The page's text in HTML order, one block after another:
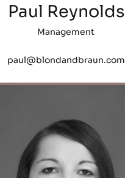
Paul Reynolds
Management
paul@blondandbraun.com